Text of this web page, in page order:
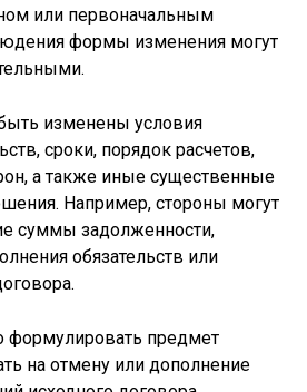
или первоначальным
формы изменения могут
изменены условия
сроки, порядок расчетов,
а также иные существенные
Например, стороны могут
суммы задолженности,
обязательств или
формулировать предмет
на отмену или дополнение